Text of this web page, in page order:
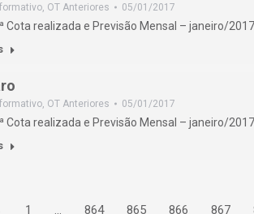
, OT Anteriores 05/01/2017
Cota realizada e Previsão Mensal – janeiro/2017.
, OT Anteriores 05/01/2017
Cota realizada e Previsão Mensal – janeiro/2017.
1 … 864 865 866 867